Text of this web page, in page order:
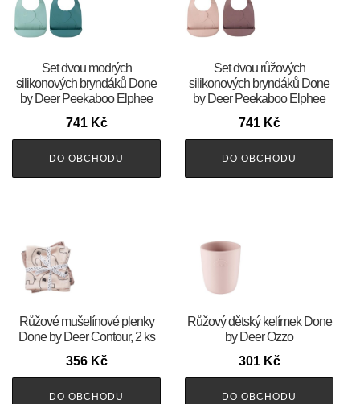
Set dvou modrých
silikonových bryndáků Done
by Deer Peekaboo Elphee
741 Kč
DO OBCHODU
Set dvou růžových
silikonových bryndáků Done
by Deer Peekaboo Elphee
741 Kč
DO OBCHODU
Růžové mušelínové plenky
Done by Deer Contour, 2 ks
356 Kč
DO OBCHODU
Růžový dětský kelímek Done
by Deer Ozzo
301 Kč
DO OBCHODU